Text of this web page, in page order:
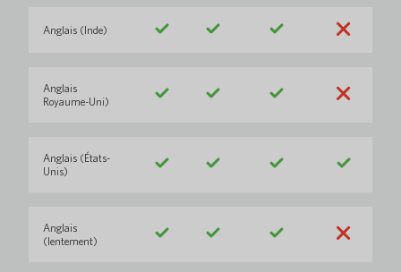
Anglais (Inde)
Anglais
Royaume-Uni)
Anglais (États-
Unis)
Anglais
(lentement)